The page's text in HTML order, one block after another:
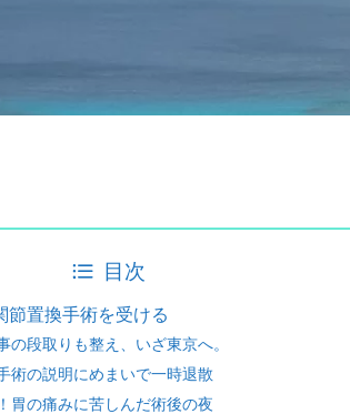
目次
置換手術を受ける
段取りも整え、いざ東京へ。
術の説明にめまいで一時退散
胃の痛みに苦しんだ術後の夜